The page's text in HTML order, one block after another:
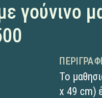
γούνινο
Το
x 49 cm)